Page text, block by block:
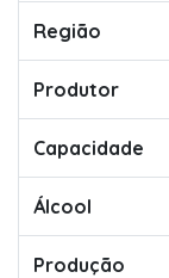
Região
Produtor
Capacidade
Álcool
Produção